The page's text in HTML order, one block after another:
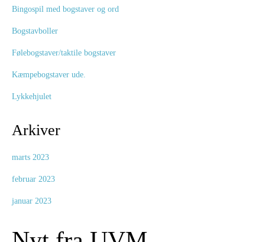
Bingospil med bogstaver og ord
Bogstavboller
Følebogstaver/taktile bogstaver
Kæmpebogstaver ude.
Lykkehjulet
Arkiver
marts 2023
februar 2023
januar 2023